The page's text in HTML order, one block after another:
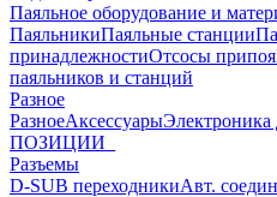
Паяльное оборудование и
ПаяльникиПаяльные станции
принадлежностиОтсосы припоя
паяльников и станций
Разное
РазноеАксессуарыЭлектроника
ПОЗИЦИИ_
Разъемы
D-SUB переходникиАвт.